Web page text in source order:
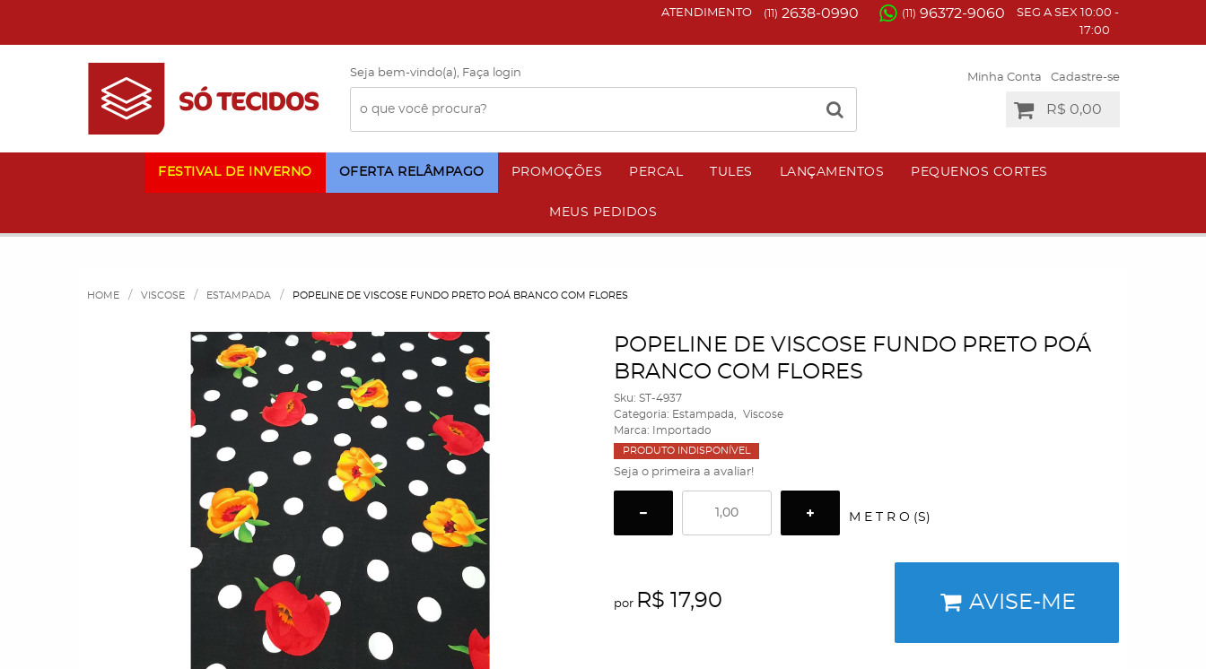
ATENDIMENTO (11) 2638-0990 (11) 96372-9060
SEG A SEX 10:00 -
17:00
Seja bem-vindo(a), Faça login Minha Conta Cadastre-se
R$ 0,00
FESTIVAL DE INVERNO OFERTA RELÂMPAGO PROMOÇÕES PERCAL TULES LANÇAMENTOS PEQUENOS CORTES
MEUS PEDIDOS
HOME VISCOSE ESTAMPADA POPELINE DE VISCOSE FUNDO PRETO POÁ BRANCO COM FLORES
POPELINE DE VISCOSE FUNDO PRETO POÁ
BRANCO COM FLORES
Sku: ST-4937
Categoria: Estampada
Viscose
Marca:
Importado
PRODUTO INDISPONÍVEL
Seja o primeira a avaliar!
M E T R O (S)
por R$ 17,90 AVISE-ME